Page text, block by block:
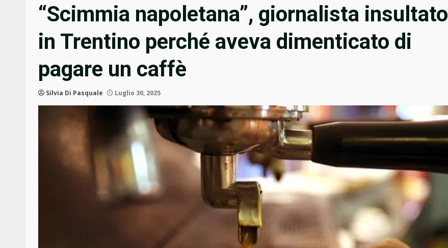
“Scimmia napoletana”, giornalista insultato
in Trentino perché aveva dimenticato di
pagare un caffè
Silvia Di Pasquale Luglio 30, 2025